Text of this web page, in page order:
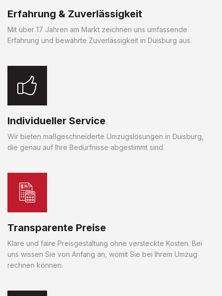
Erfahrung & Zuverlässigkeit
Mit über 17 Jahren am Markt zeichnen uns umfassende
Erfahrung und bewährte Zuverlässigkeit in Duisburg aus.
Individueller Service
Wir bieten maßgeschneiderte Umzugslösungen in Duisburg,
die genau auf Ihre Bedürfnisse abgestimmt sind.
Transparente Preise
Klare und faire Preisgestaltung ohne versteckte Kosten. Bei
uns wissen Sie von Anfang an, womit Sie bei Ihrem Umzug
rechnen können.